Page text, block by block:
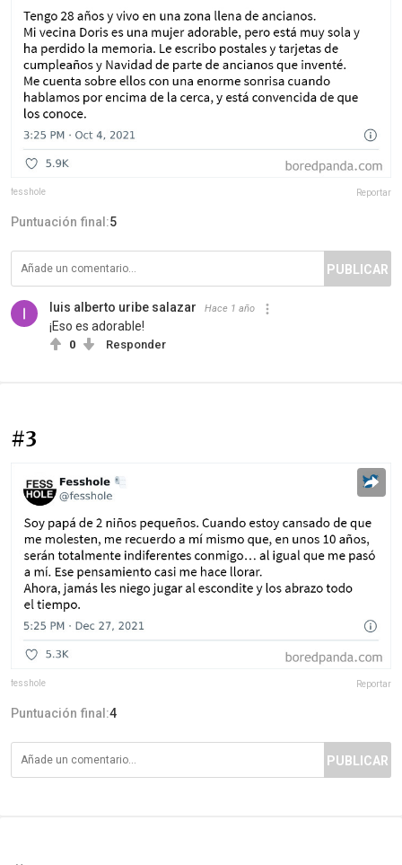
fesshole Reportar
Puntuación final:5
PUBLICAR
luis alberto uribe salazar Hace 1 año
¡Eso es adorable!
0 Responder
#3
fesshole Reportar
Puntuación final:4
PUBLICAR